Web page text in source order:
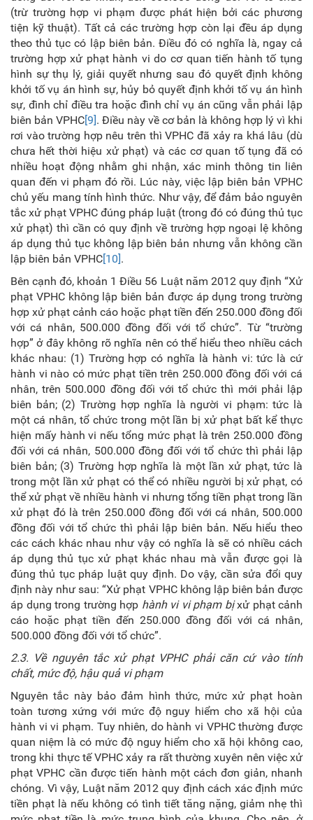
(trừ trường hợp vi phạm được phát hiện bởi các phương
tiện kỹ thuật). Tất cả các trường hợp còn lại đều áp dụng
theo thủ tục có lập biên bản. Điều đó có nghĩa là, ngay cả
trường hợp xử phạt hành vi do cơ quan tiến hành tố tụng
hình sự thụ lý, giải quyết nhưng sau đó quyết định không
khởi tố vụ án hình sự, hủy bỏ quyết định khởi tố vụ án hình
sự, đình chỉ điều tra hoặc đình chỉ vụ án cũng vẫn phải lập
biên bản VPHC[9]. Điều này về cơ bản là không hợp lý vì khi
rơi vào trường hợp nêu trên thì VPHC đã xảy ra khá lâu (dù
chưa hết thời hiệu xử phạt) và các cơ quan tố tụng đã có
nhiều hoạt động nhằm ghi nhận, xác minh thông tin liên
quan đến vi phạm đó rồi. Lúc này, việc lập biên bản VPHC
chủ yếu mang tính hình thức. Như vậy, để đảm bảo nguyên
tắc xử phạt VPHC đúng pháp luật (trong đó có đúng thủ tục
xử phạt) thì cần có quy định về trường hợp ngoại lệ không
áp dụng thủ tục không lập biên bản nhưng vẫn không cần
lập biên bản VPHC[10].
Bên cạnh đó, khoản 1 Điều 56 Luật năm 2012 quy định “Xử
phạt VPHC không lập biên bản được áp dụng trong trường
hợp xử phạt cảnh cáo hoặc phạt tiền đến 250.000 đồng đối
với cá nhân, 500.000 đồng đối với tổ chức”. Từ “trường
hợp” ở đây không rõ nghĩa nên có thể hiểu theo nhiều cách
khác nhau: (1) Trường hợp có nghĩa là hành vi: tức là cứ
hành vi nào có mức phạt tiền trên 250.000 đồng đối với cá
nhân, trên 500.000 đồng đối với tổ chức thì mới phải lập
biên bản; (2) Trường hợp nghĩa là người vi phạm: tức là
một cá nhân, tổ chức trong một lần bị xử phạt bất kể thực
hiện mấy hành vi nếu tổng mức phạt là trên 250.000 đồng
đối với cá nhân, 500.000 đồng đối với tổ chức thì phải lập
biên bản; (3) Trường hợp nghĩa là một lần xử phạt, tức là
trong một lần xử phạt có thể có nhiều người bị xử phạt, có
thể xử phạt về nhiều hành vi nhưng tổng tiền phạt trong lần
xử phạt đó là trên 250.000 đồng đối với cá nhân, 500.000
đồng đối với tổ chức thì phải lập biên bản. Nếu hiểu theo
các cách khác nhau như vậy có nghĩa là sẽ có nhiều cách
áp dụng thủ tục xử phạt khác nhau mà vẫn được gọi là
đúng thủ tục pháp luật quy định. Do vậy, cần sửa đổi quy
định này như sau: “Xử phạt VPHC không lập biên bản được
áp dụng trong trường hợp hành vi vi phạm bịxử phạt cảnh
cáo hoặc phạt tiền đến 250.000 đồng đối với cá nhân,
500.000 đồng đối với tổ chức”.
2.3. Về nguyên tắc xử phạt VPHC phải căn cứ vào tính
chất, mức độ, hậu quả vi phạm
Nguyên tắc này bảo đảm hình thức, mức xử phạt hoàn
toàn tương xứng với mức độ nguy hiểm cho xã hội của
hành vi vi phạm. Tuy nhiên, do hành vi VPHC thường được
quan niệm là có mức độ nguy hiểm cho xã hội không cao,
trong khi thực tế VPHC xảy ra rất thường xuyên nên việc xử
phạt VPHC cần được tiến hành một cách đơn giản, nhanh
chóng. Vì vậy, Luật năm 2012 quy định cách xác định mức
tiền phạt là nếu không có tình tiết tăng nặng, giảm nhẹ thì